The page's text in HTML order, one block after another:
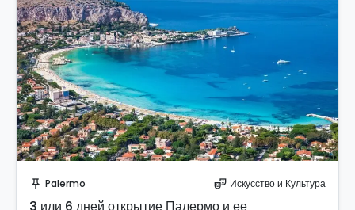
push_pin Palermo theater_comedy Искусство и Культура